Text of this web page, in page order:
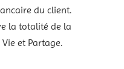
du client.
la totalité de la
et Partage.